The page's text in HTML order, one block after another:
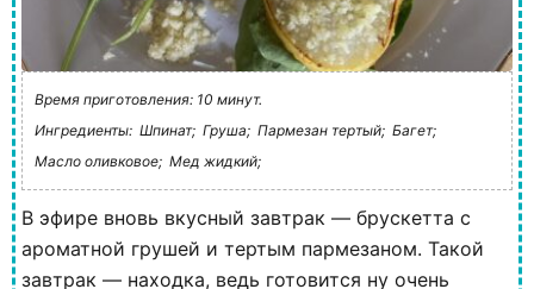
Время приготовления: 10 минут.
Ингредиенты: Шпинат; Груша; Пармезан тертый; Багет;
Масло оливковое; Мед жидкий;
В эфире вновь вкусный завтрак — брускетта с
ароматной грушей и тертым пармезаном. Такой
завтрак — находка, ведь готовится ну очень